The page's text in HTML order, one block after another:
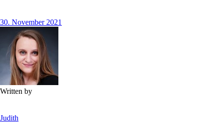
30. November 2021
Written by
Judith